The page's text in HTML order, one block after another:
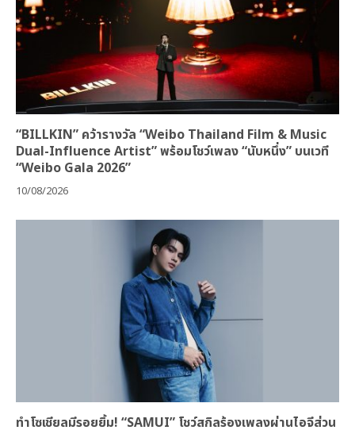
“BILLKIN” คว้ารางวัล “Weibo Thailand Film & Music
Dual-Influence Artist” พร้อมโชว์เพลง “นับหนึ่ง” บนเวที
“Weibo Gala 2026”
10/08/2026
ทำโซเชียลมีรอยยิ้ม! “SAMUI” โชว์สกิลร้องเพลงผ่านไอจีส่วน